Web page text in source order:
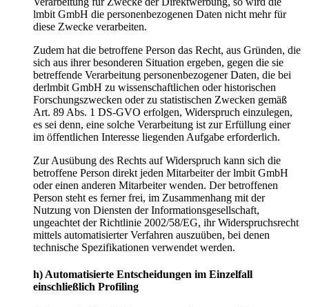
lmbit GmbH die personenbezogenen Daten nicht mehr für
diese Zwecke verarbeiten.
Zudem hat die betroffene Person das Recht, aus Gründen, die
sich aus ihrer besonderen Situation ergeben, gegen die sie
betreffende Verarbeitung personenbezogener Daten, die bei
derlmbit GmbH zu wissenschaftlichen oder historischen
Forschungszwecken oder zu statistischen Zwecken gemäß
Art. 89 Abs. 1 DS-GVO erfolgen, Widerspruch einzulegen,
es sei denn, eine solche Verarbeitung ist zur Erfüllung einer
im öffentlichen Interesse liegenden Aufgabe erforderlich.
Zur Ausübung des Rechts auf Widerspruch kann sich die
betroffene Person direkt jeden Mitarbeiter der lmbit GmbH
oder einen anderen Mitarbeiter wenden. Der betroffenen
Person steht es ferner frei, im Zusammenhang mit der
Nutzung von Diensten der Informationsgesellschaft,
ungeachtet der Richtlinie 2002/58/EG, ihr Widerspruchsrecht
mittels automatisierter Verfahren auszuüben, bei denen
technische Spezifikationen verwendet werden.
h) Automatisierte Entscheidungen im Einzelfall
einschließlich Profiling